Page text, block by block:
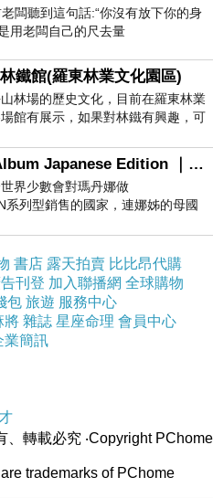
題，為乾敏肌膚提供完
含香料、色素，溫和不
BSASMTM，植物性複
撫肌膚功效
度，預防細紋、皺紋產
般肌膚
全面修護肌膚障璧，維
高肌膚防禦力
特別適合敏感性肌膚使
闆聽到這句話:“你沒有放下你的身
用老闆自己的尺去量
鐵館(羅東林業文化園區)
林場的歷史文化，目前在羅東林業
館有展示，如果對林鐵有興趣，可
裡展示從山下
Madonna Album Japanese Edition ｜瑪丹娜專輯們2026年日本版重發系列
界少數會對瑪丹娜做
系列型銷售的國家，連娜姊的母國
樣過，這全拜在他們到現在唱片
書店 露天拍賣 比比昂代購
刊登 加入聯播網 全球購物
包 旅遊 服務中心
將 雜誌 星座命理 會員中心
業簡訊
、轉載必究 ‧Copyright PChome
trademarks of PChome